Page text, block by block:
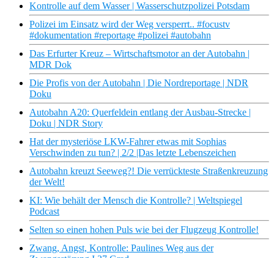
Kontrolle auf dem Wasser | Wasserschutzpolizei Potsdam
Polizei im Einsatz wird der Weg versperrt.. #focustv
#dokumentation #reportage #polizei #autobahn
Das Erfurter Kreuz – Wirtschaftsmotor an der Autobahn |
MDR Dok
Die Profis von der Autobahn | Die Nordreportage | NDR
Doku
Autobahn A20: Querfeldein entlang der Ausbau-Strecke |
Doku | NDR Story
Hat der mysteriöse LKW-Fahrer etwas mit Sophias
Verschwinden zu tun? | 2/2 |Das letzte Lebenszeichen
Autobahn kreuzt Seeweg?! Die verrückteste Straßenkreuzung
der Welt!
KI: Wie behält der Mensch die Kontrolle? | Weltspiegel
Podcast
Selten so einen hohen Puls wie bei der Flugzeug Kontrolle!
Zwang, Angst, Kontrolle: Paulines Weg aus der